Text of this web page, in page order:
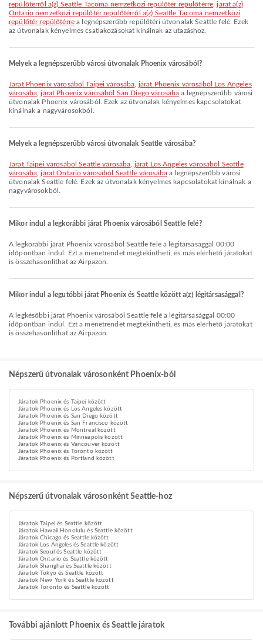
repülőtérről a(z) Seattle Tacoma nemzetközi repülőtér repülőtérre ,járat a(z)
Ontario nemzetközi repülőtér repülőtérről a(z) Seattle Tacoma nemzetközi
repülőtér repülőtérrea legnépszerűbb repülőtéri útvonalak Seattle felé. Ezek
az útvonalak kényelmes csatlakozásokat kínálnak az utazáshoz.
Melyek a legnépszerűbb városi útvonalak Phoenix városából?
járat Phoenix városából Taipei városába járat Phoenix városából Los Angeles
városába ,járat Phoenix városából San Diego városába a legnépszerűbb városi
útvonalak Phoenix városából. Ezek az útvonalak kényelmes kapcsolatokat
kínálnak a nagyvárosokból.
Melyek a legnépszerűbb városi útvonalak Seattle városába?
járat Taipei városából Seattle városába járat Los Angeles városából Seattle
városába ,járat Ontario városából Seattle városába a legnépszerűbb városi
útvonalak Seattle felé. Ezek az útvonalak kényelmes kapcsolatokat kínálnak a
nagyvárosokból.
Mikor indul a legkorábbi járat Phoenix városából Seattle felé?
A legkorábbi járat Phoenix városából Seattle felé a légitársasággal 00:00
időpontban indul. Ezt a menetrendet megtekintheti, és más elérhető járatokat
is összehasonlíthat az Airpazon.
Mikor indul a legutóbbi járat Phoenix és Seattle között a(z) légitársasággal?
A legkésőbbi járat Phoenix városából Seattle felé a légitársasággal 00:00
időpontban indul. Ezt a menetrendet megtekintheti, és más elérhető járatokat
is összehasonlíthat az Airpazon.
Népszerű útvonalak városonként Phoenix-ból
Járatok Phoenix és Taipei között
Járatok Phoenix és Los Angeles között
Járatok Phoenix és San Diego között
Járatok Phoenix és San Francisco között
Járatok Phoenix és Montreal között
Járatok Phoenix és Minneapolis között
Járatok Phoenix és Vancouver között
Járatok Phoenix és Toronto között
Járatok Phoenix és Portland között
Népszerű útvonalak városonként Seattle-hoz
Járatok Taipei és Seattle között
Járatok Hawaii Honolulu és Seattle között
Járatok Chicago és Seattle között
Járatok Los Angeles és Seattle között
Járatok Seoul és Seattle között
Járatok Ontario és Seattle között
Járatok Shanghai és Seattle között
Járatok Tokyo és Seattle között
Járatok New York és Seattle között
Járatok Toronto és Seattle között
További ajánlott Phoenix és Seattle járatok